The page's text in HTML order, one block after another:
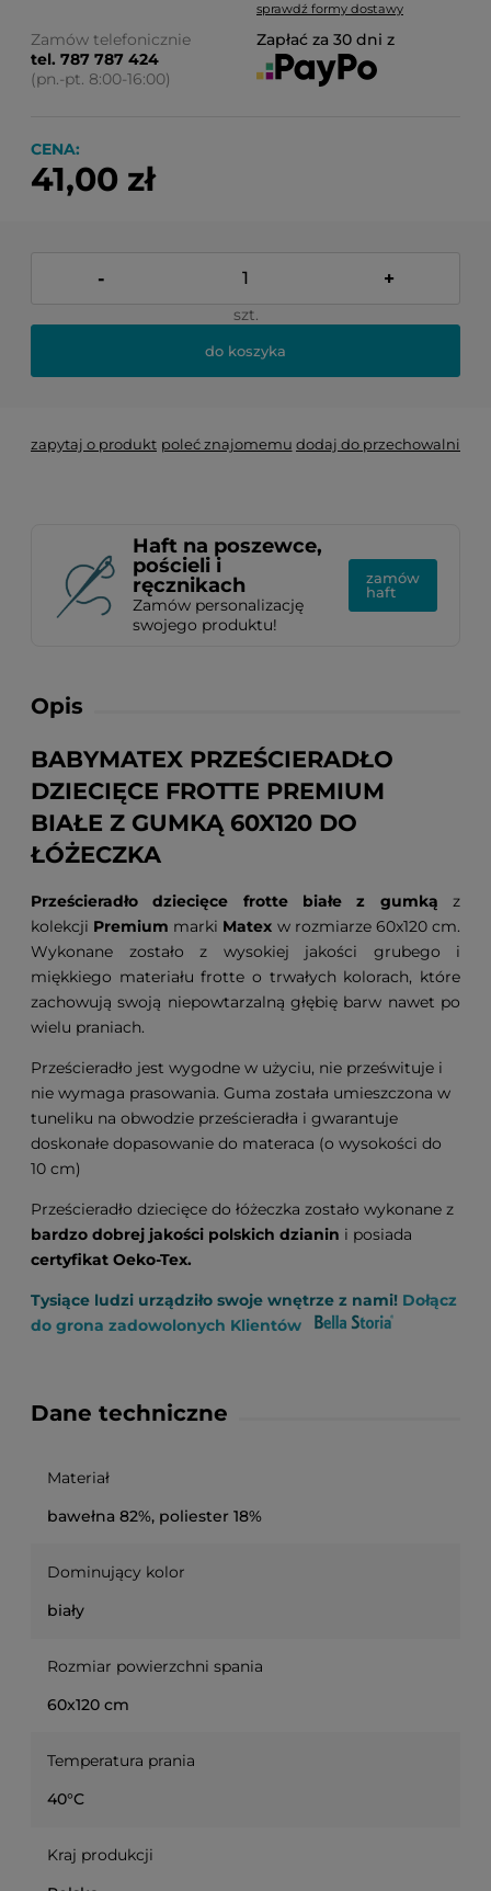
Cena nie zawiera ewentualnych kosztów płatności
sprawdź formy dostawy
Zamów telefonicznie
tel. 787 787 424
(pn.-pt. 8:00-16:00)
Zapłać za 30 dni z
CENA:
41,00 zł
- +
szt.
do koszyka
zapytaj o produkt poleć znajomemu dodaj do przechowalni
Haft na poszewce,
pościeli i
ręcznikach
Zamów personalizację
swojego produktu!
zamów
haft
Opis
BABYMATEX PRZEŚCIERADŁO
DZIECIĘCE FROTTE PREMIUM
BIAŁE Z GUMKĄ 60X120 DO
ŁÓŻECZKA
Prześcieradło dziecięce frotte białe z gumką z
kolekcji Premium marki Matex w rozmiarze 60x120 cm.
Wykonane zostało z wysokiej jakości grubego i
miękkiego materiału frotte o trwałych kolorach, które
zachowują swoją niepowtarzalną głębię barw nawet po
wielu praniach.
Prześcieradło jest wygodne w użyciu, nie prześwituje i
nie wymaga prasowania. Guma została umieszczona w
tuneliku na obwodzie prześcieradła i gwarantuje
doskonałe dopasowanie do materaca (o wysokości do
10 cm)
Prześcieradło dziecięce do łóżeczka zostało wykonane z
bardzo dobrej jakości polskich dzianin i posiada
certyfikat Oeko-Tex.
Tysiące ludzi urządziło swoje wnętrze z nami! Dołącz
do grona zadowolonych Klientów
Dane techniczne
Materiał
bawełna 82%, poliester 18%
Dominujący kolor
biały
Rozmiar powierzchni spania
60x120 cm
Temperatura prania
40°C
Kraj produkcji